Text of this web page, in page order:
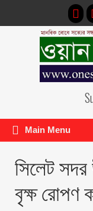
Main Menu
সিলেট
বৃক্ষ রোপণ